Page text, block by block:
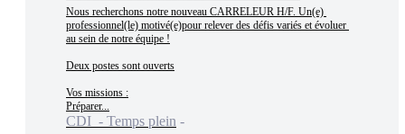
Nous recherchons notre nouveau CARRELEUR H/F. Un(e)
professionnel(le) motivé(e)pour relever des défis variés et évoluer
au sein de notre équipe !
Deux postes sont ouverts
Vos missions :
Préparer...
CDI - Temps plein